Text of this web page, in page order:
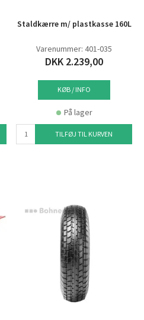
Staldkærre m/ plastkasse 160L
Varenummer: 401-035
DKK 2.239,00
KØB / INFO
På lager
TILFØJ TIL KURVEN